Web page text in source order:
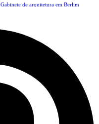
Gabinete de arquitetura em Berlim